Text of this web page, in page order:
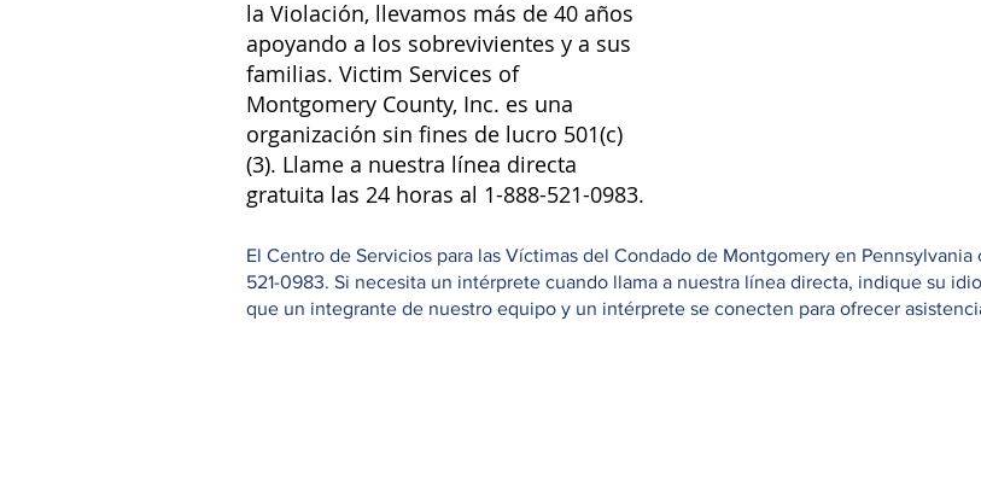
la Violación, llevamos más de 40 años
apoyando a los sobrevivientes y a sus
familias. Victim Services of
Montgomery County, Inc. es una
organización sin fines de lucro 501(c)
(3). Llame a nuestra línea directa
gratuita las 24 horas al 1-888-521-0983.
El Centro de Servicios para las Víctimas del Condado de Montgomery en
521-0983. Si necesita un intérprete cuando llama a nuestra línea directa, indique su
que un integrante de nuestro equipo y un intérprete se conecten para ofrecer